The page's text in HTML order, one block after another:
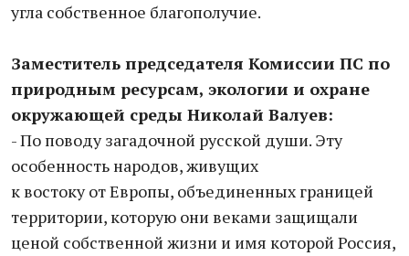
угла собственное благополучие.
Заместитель председателя Комиссии ПС по
природным ресурсам, экологии и охране
окружающей среды Николай Валуев:
- По поводу загадочной русской души. Эту
особенность народов, живущих
к востоку от Европы, объединенных границей
территории, которую они веками защищали
ценой собственной жизни и имя которой Россия,